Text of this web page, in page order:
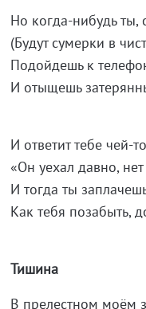
Но когда-нибудь
(Будут сумерки в
Подойдешь к
И отыщешь
И ответит тебе чей-
«Он уехал давно,
И тогда ты
Как тебя позабыть,
Тишина
В прелестном моём